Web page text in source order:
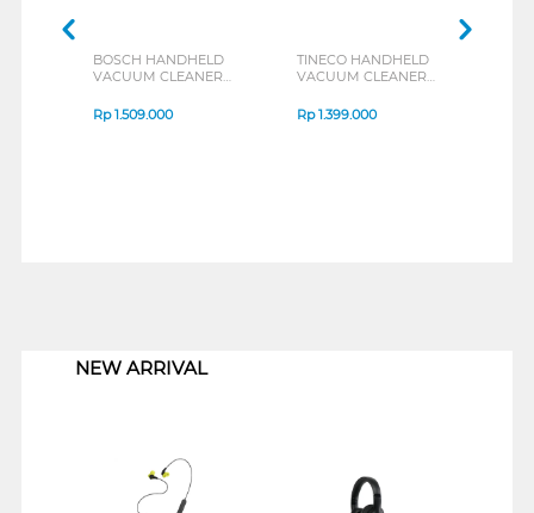
BOSCH HANDHELD
VACUUM CLEANER
Rp1.509.000
TINECO HANDHELD
VACUUM CLEANER
Rp1.399.000
NEW ARRIVAL